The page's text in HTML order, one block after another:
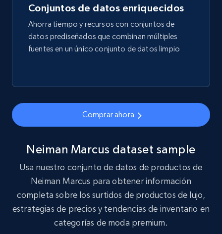
1.9K+ 323+ Buy Now
Title, Seller name, Brand, Description, Initial
1.7K+ 254+ Buy Now
Amazon products search
Asin, URL, Name, Sponsored, Initial price, Final
Conjuntos de datos enriquecidos
Ahorra tiempo y recursos con conjuntos de
datos prediseñados que combinan múltiples
fuentes en un único conjunto de datos limpio
Comprar ahora
Neiman Marcus dataset sample
Usa nuestro conjunto de datos de productos de
Neiman Marcus para obtener información
completa sobre los surtidos de productos de lujo,
estrategias de precios y tendencias de inventario en
categorías de moda premium.